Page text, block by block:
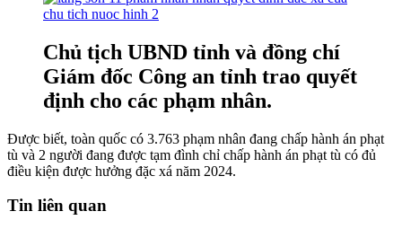
Chủ tịch UBND tỉnh và đồng chí
Giám đốc Công an tỉnh trao quyết
định cho các phạm nhân.
Được biết, toàn quốc có 3.763 phạm nhân đang chấp hành án phạt
tù và 2 người đang được tạm đình chỉ chấp hành án phạt tù có đủ
điều kiện được hưởng đặc xá năm 2024.
Tin liên quan